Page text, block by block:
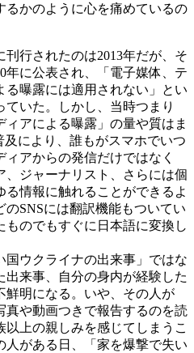
るかのように心を痛めているの
行されたのは2013年だが、そ
年に公表され、「電子媒体、テ
る曝露には適用されない」とい
いた。しかし、当時つまり
ィアによる曝露」の量や質はま
及により、誰もがスマホでいつ
アからの発信だけではなく
ジャーナリスト、さらには個
る情報に触れることができるよ
のSNSには翻訳機能もついてい
ものでもすぐに日本語に変換し
ウクライナの出来事」ではな
出来事、自分の身内が経験した
鮮明になる。いや、その人が
真や動画つきで報告するのを読
上の親しみを感じてしまうこ
人がある日、「家を爆撃で失い